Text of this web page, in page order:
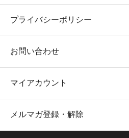
プライバシーポリシー
お問い合わせ
マイアカウント
メルマガ登録・解除